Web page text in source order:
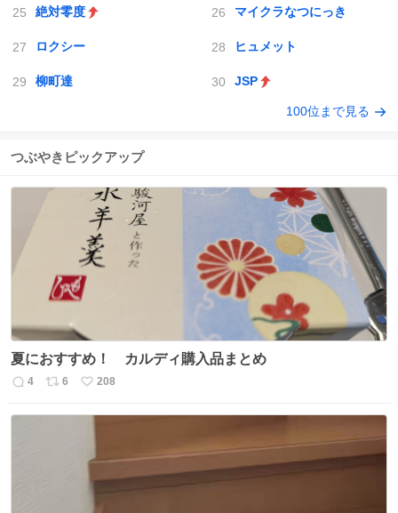
絶対零度 マイクラなつにっき
ロクシー ヒュメット
柳町達 JSP
100位まで見る
つぶやきピックアップ
夏におすすめ！ カルディ購入品まとめ
返
4
リ
6
い
208